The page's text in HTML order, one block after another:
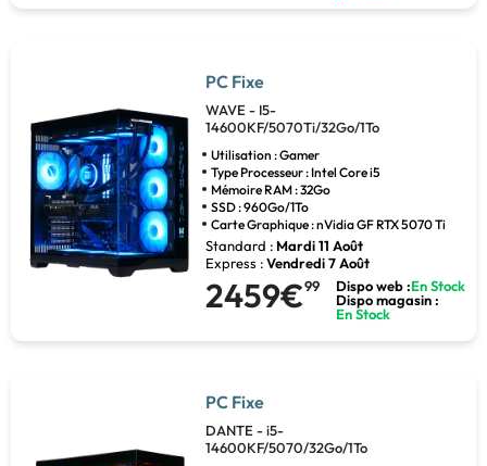
PC Fixe
WAVE - I5-
14600KF/5070Ti/32Go/1To
Utilisation : Gamer
Type Processeur : Intel Core i5
Mémoire RAM : 32Go
SSD : 960Go/1To
Carte Graphique : nVidia GF RTX 5070 Ti
Standard : Mardi 11 Août
Express :Vendredi 7 Août
2459€99 Dispo web :En Stock
Dispo magasin :
En Stock
PC Fixe
DANTE - i5-
14600KF/5070/32Go/1To